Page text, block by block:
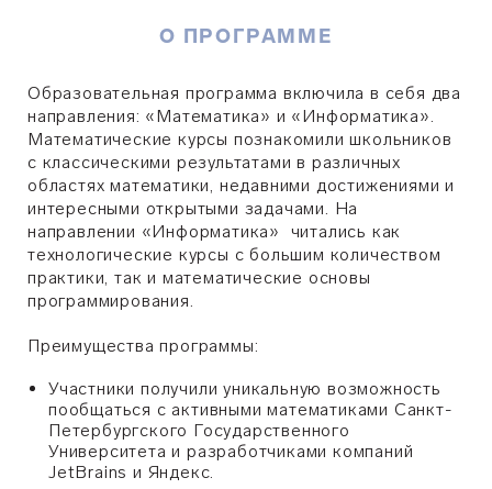
О ПРОГРАММЕ
Образовательная программа включила в себя два
направления: «Математика» и «Информатика».
Математические курсы познакомили школьников
с классическими результатами в различных
областях математики, недавними достижениями и
интересными открытыми задачами. На
направлении «Информатика» читались как
технологические курсы с большим количеством
практики, так и математические основы
программирования.
Преимущества программы:
Участники получили уникальную возможность
пообщаться с активными математиками Санкт-
Петербургского Государственного
Университета и разработчиками компаний
JetBrains и Яндекс.